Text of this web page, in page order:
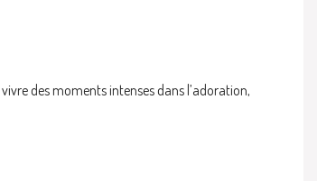
des moments intenses dans l’adoration,